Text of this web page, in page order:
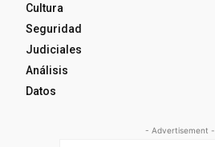
Cultura
Seguridad
Judiciales
Análisis
Datos
- Advertisement -